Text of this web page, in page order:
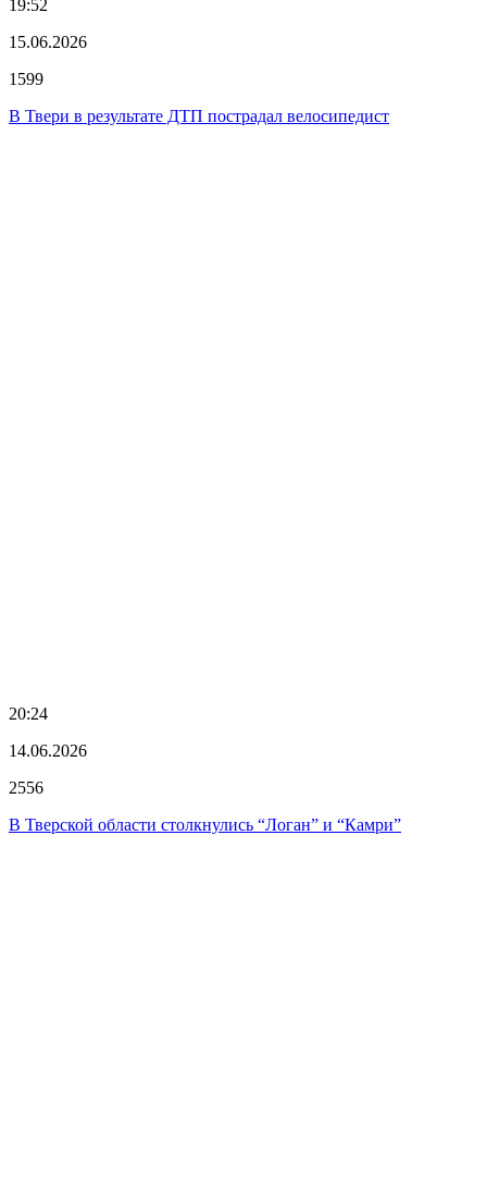
19:52
15.06.2026
1599
В Твери в результате ДТП пострадал велосипедист
20:24
14.06.2026
2556
В Тверской области столкнулись “Логан” и “Камри”